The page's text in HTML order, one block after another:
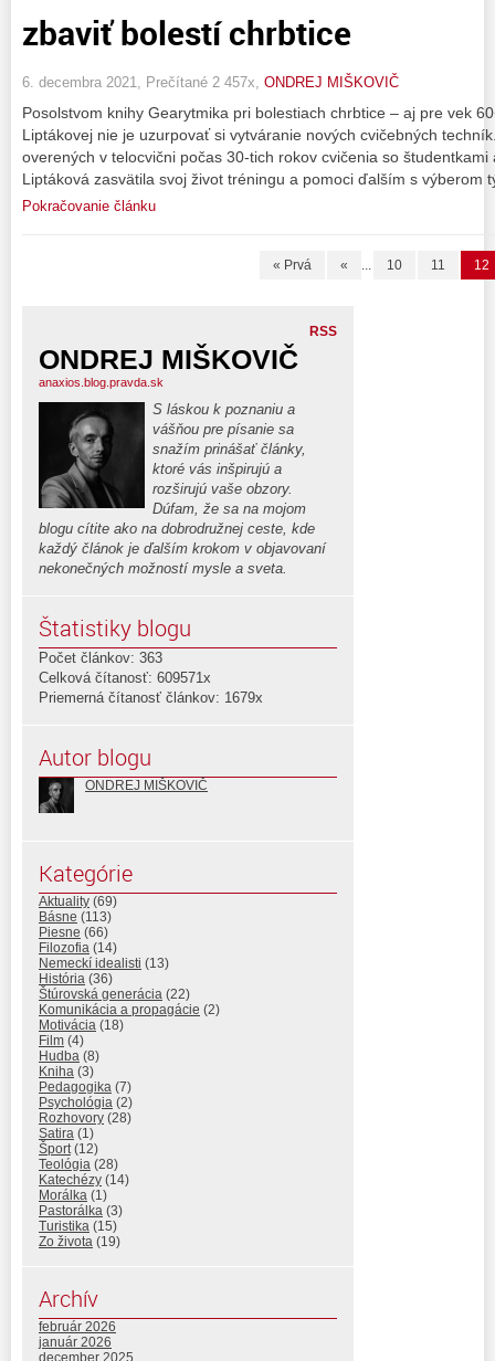
zbaviť bolestí chrbtice
6. decembra 2021, Prečítané 2 457x, ONDREJ MIŠKOVIČ
Posolstvom knihy Gearytmika pri bolestiach chrbtice – aj pre vek
Liptákovej nie je uzurpovať si vytváranie nových cvičebných
overených v telocvični počas 30-tich rokov cvičenia so
Liptáková zasvätila svoj život tréningu a pomoci ďalším s výberom
Pokračovanie článku
« Prvá « ... 10 11 12
RSS
ONDREJ MIŠKOVIČ
anaxios.blog.pravda.sk
S láskou k poznaniu a
vášňou pre písanie sa
snažím prinášať články,
ktoré vás inšpirujú a
rozširujú vaše obzory.
Dúfam, že sa na mojom
blogu cítite ako na dobrodružnej ceste, kde
každý článok je ďalším krokom v objavovaní
nekonečných možností mysle a sveta.
Štatistiky blogu
Počet článkov: 363
Celková čítanosť: 609571x
Priemerná čítanosť článkov: 1679x
Autor blogu
ONDREJ MIŠKOVIČ
Kategórie
Aktuality (69)
Básne (113)
Piesne (66)
Filozofia (14)
Nemeckí idealisti (13)
História (36)
Štúrovská generácia (22)
Komunikácia a propagácie (2)
Motivácia (18)
Film (4)
Hudba (8)
Kniha (3)
Pedagogika (7)
Psychológia (2)
Rozhovory (28)
Satira (1)
Šport(12)
Teológia (28)
Katechézy (14)
Morálka (1)
Pastorálka (3)
Turistika (15)
Zo života (19)
Archív
február 2026
január 2026